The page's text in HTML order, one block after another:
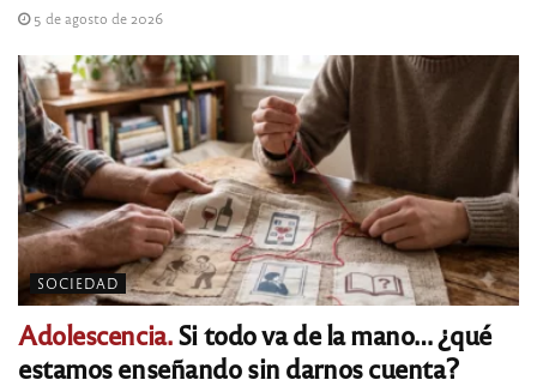
5 de agosto de 2026
SOCIEDAD
Adolescencia.Si todo va de la mano… ¿qué
estamos enseñando sin darnos cuenta?